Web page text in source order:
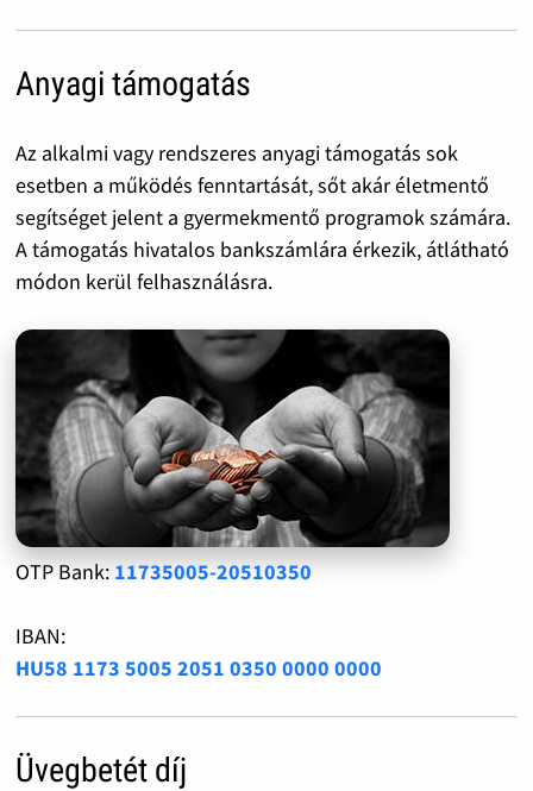
Anyagi támogatás
Az alkalmi vagy rendszeres anyagi támogatás sok
esetben a működés fenntartását, sőt akár életmentő
segítséget jelent a gyermekmentő programok számára.
A támogatás hivatalos bankszámlára érkezik, átlátható
módon kerül felhasználásra.
OTP Bank: 11735005-20510350
IBAN:
HU58 1173 5005 2051 0350 0000 0000
Üvegbetét díj